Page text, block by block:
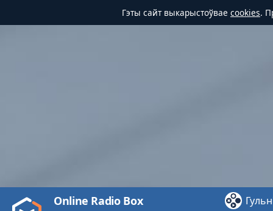
Гэты сайт выкарыстоўвае cookies.
Video
Play
Online Radio Box